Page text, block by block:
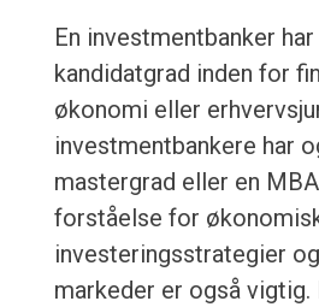
En investmentbanker
kandidatgrad inden for
økonomi eller
investmentbankere har
mastergrad eller en
forståelse for
investeringsstrategier
markeder er også vigtig.